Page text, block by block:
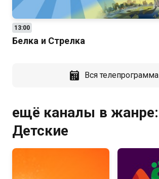
13:00
Белка и Стрелка
Вся телепрограмма
ещё каналы в жанре:
Детские